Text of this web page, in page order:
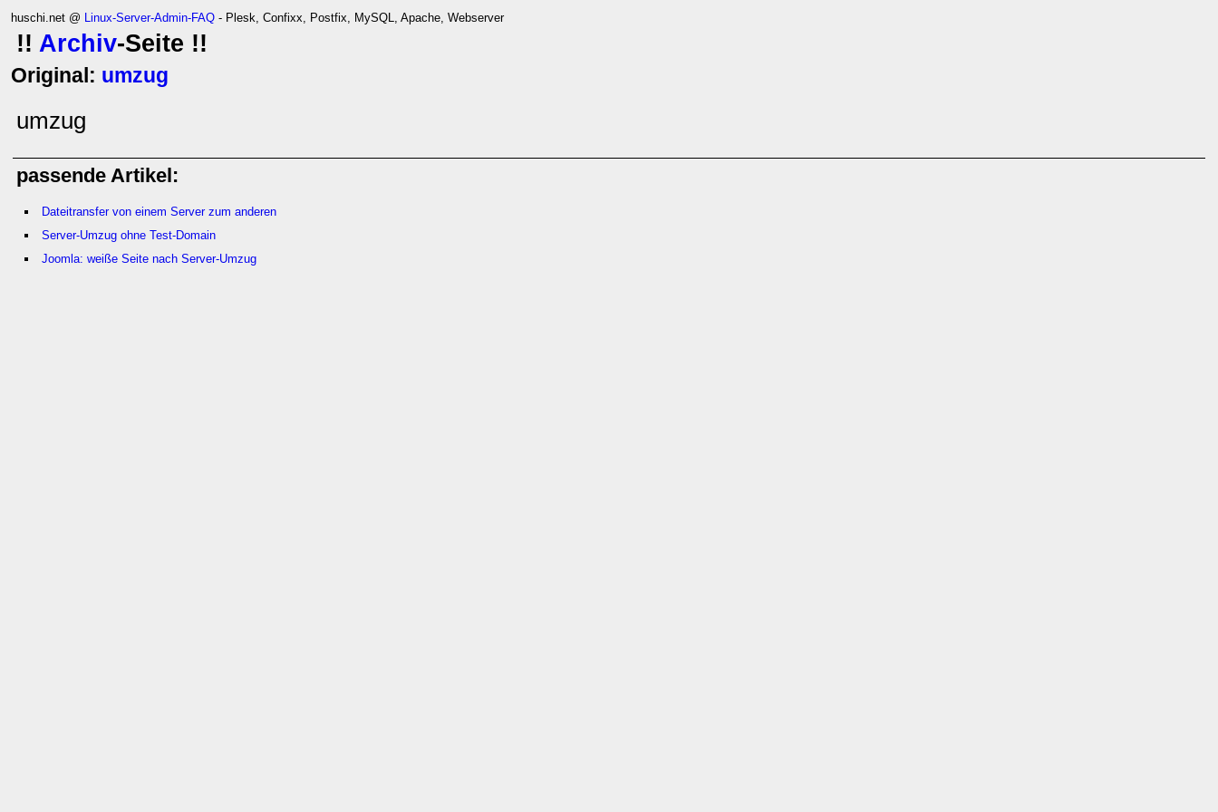
huschi.net @ Linux-Server-Admin-FAQ - Plesk, Confixx, Postfix, MySQL, Apache, Webserver
!! Archiv-Seite !!
Original: umzug
umzug
passende Artikel:
Dateitransfer von einem Server zum anderen
Server-Umzug ohne Test-Domain
Joomla: weiße Seite nach Server-Umzug